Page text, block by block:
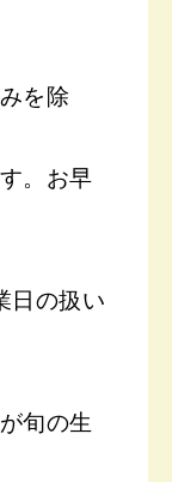
を除
。 お早
日の扱い
旬の生